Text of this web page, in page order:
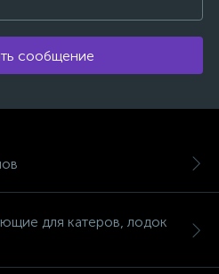
сообщение
для катеров, лодок